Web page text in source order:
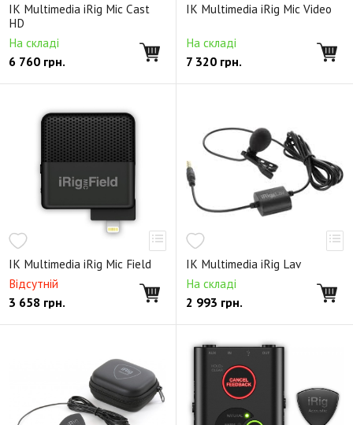
IK Multimedia iRig Mic Cast
HD
На складі
6 760 грн.
IK Multimedia iRig Mic Video
На складі
7 320 грн.
IK Multimedia iRig Mic Field
Відсутній
3 658 грн.
IK Multimedia iRig Lav
На складі
2 993 грн.